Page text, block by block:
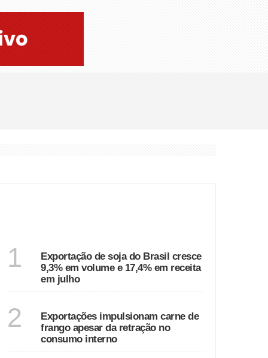
das Neves
1
Exportação de soja do Brasil cresce
9,3% em volume e 17,4% em receita
em julho
2
Exportações impulsionam carne de
frango apesar da retração no
consumo interno